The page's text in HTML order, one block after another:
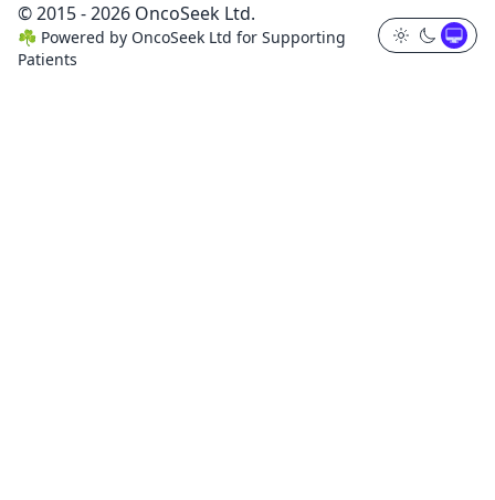
© 2015 - 2026 OncoSeek Ltd.
☘️ Powered by OncoSeek Ltd for Supporting
Patients